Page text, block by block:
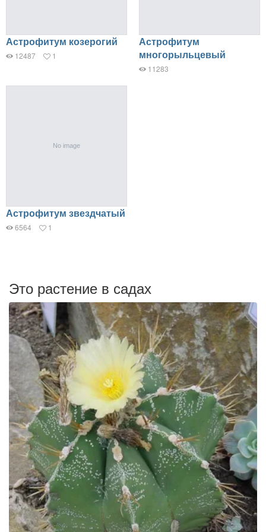
Астрофитум козерогий
12487 1
Астрофитум
многорыльцевый
11283
Астрофитум звездчатый
6564 1
Это растение в садах